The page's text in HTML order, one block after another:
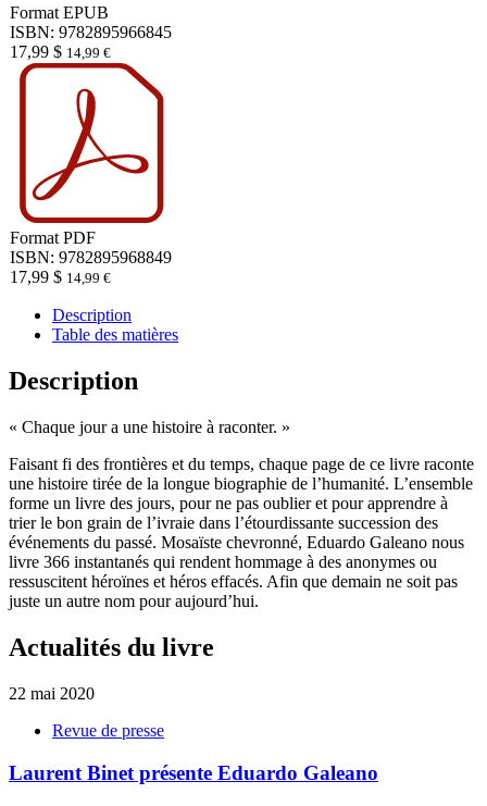
Format EPUB
ISBN: 9782895966845
17,99 $ 14,99 €
Format PDF
ISBN: 9782895968849
17,99 $ 14,99 €
Description
Table des matières
Description
« Chaque jour a une histoire à raconter. »
Faisant fi des frontières et du temps, chaque page de ce livre raconte
une histoire tirée de la longue biographie de l’humanité. L’ensemble
forme un livre des jours, pour ne pas oublier et pour apprendre à
trier le bon grain de l’ivraie dans l’étourdissante succession des
événements du passé. Mosaïste chevronné, Eduardo Galeano nous
livre 366 instantanés qui rendent hommage à des anonymes ou
ressuscitent héroïnes et héros effacés. Afin que demain ne soit pas
juste un autre nom pour aujourd’hui.
Actualités du livre
22 mai 2020
Revue de presse
Laurent Binet présente Eduardo Galeano